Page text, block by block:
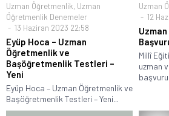
Uzman Öğretmenlik, Uzman
Öğretmenlik Denemeler
13 Haziran 2023 22:58
Eyüp Hoca – Uzman
Öğretmenlik ve
Başöğretmenlik Testleri –
Yeni
Eyüp Hoca – Uzman Öğretmenlik ve
Başöğretmenlik Testleri – Yeni...
Uzman
12
Millî
uzman